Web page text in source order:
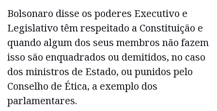
Bolsonaro disse os poderes Executivo e
Legislativo têm respeitado a Constituição e
quando algum dos seus membros não fazem
isso são enquadrados ou demitidos, no caso
dos ministros de Estado, ou punidos pelo
Conselho de Ética, a exemplo dos
parlamentares.